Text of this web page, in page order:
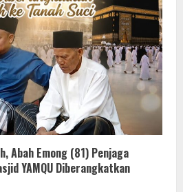
Abah Emong (81) Penjaga
YAMQU Diberangkatkan